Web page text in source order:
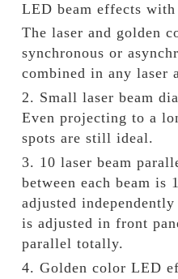
LED beam effects with
The laser and golden
synchronous or
combined in any laser
2. Small laser beam
Even projecting to a
spots are still ideal.
3. 10 laser beam
between each beam is
adjusted
is adjusted in front
parallel totally.
4. Golden color LED